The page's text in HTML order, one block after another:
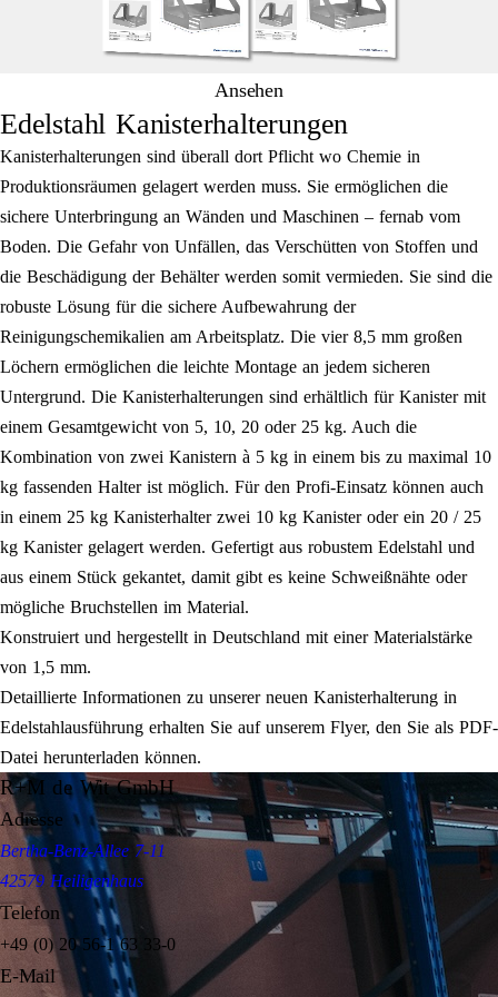
Ansehen
Edelstahl Kanisterhalterungen
Kanisterhalterungen sind überall dort Pflicht wo Chemie in
Produktionsräumen gelagert werden muss. Sie ermöglichen die
sichere Unterbringung an Wänden und Maschinen – fernab vom
Boden. Die Gefahr von Unfällen, das Verschütten von Stoffen und
die Beschädigung der Behälter werden somit vermieden. Sie sind die
robuste Lösung für die sichere Aufbewahrung der
Reinigungschemikalien am Arbeitsplatz. Die vier 8,5 mm großen
Löchern ermöglichen die leichte Montage an jedem sicheren
Untergrund. Die Kanisterhalterungen sind erhältlich für Kanister mit
einem Gesamtgewicht von 5, 10, 20 oder 25 kg. Auch die
Kombination von zwei Kanistern à 5 kg in einem bis zu maximal 10
kg fassenden Halter ist möglich. Für den Profi-Einsatz können auch
in einem 25 kg Kanisterhalter zwei 10 kg Kanister oder ein 20 / 25
kg Kanister gelagert werden. Gefertigt aus robustem Edelstahl und
aus einem Stück gekantet, damit gibt es keine Schweißnähte oder
mögliche Bruchstellen im Material.
Konstruiert und hergestellt in Deutschland mit einer Materialstärke
von 1,5 mm.
Detaillierte Informationen zu unserer neuen Kanisterhalterung in
Edelstahlausführung erhalten Sie auf unserem Flyer, den Sie als PDF-
Datei herunterladen können.
R+M de Wit GmbH
Adresse
Bertha-Benz-Allee 7-11
42579 Heiligenhaus
Telefon
+49 (0) 20 56-1 63 33-0
E-Mail